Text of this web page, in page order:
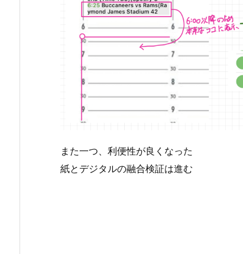
また一つ、利便性が良くなった
紙とデジタルの融合検証は進む